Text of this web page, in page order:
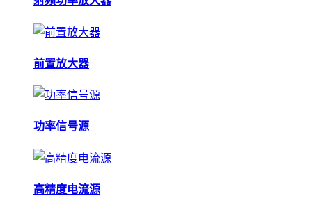
前置放大器
功率信号源
高精度电流源